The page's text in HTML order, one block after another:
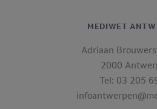
MEDIWET
Adriaan
2000
Tel: 03 205